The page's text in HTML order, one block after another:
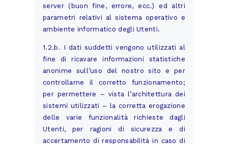
server (buon fine, errore, ecc.) ed altri
parametri relativi al sistema operativo e
ambiente informatico degli Utenti.
1.2.b. I dati suddetti vengono utilizzati al
fine di ricavare informazioni statistiche
anonime sull’uso del nostro sito e per
controllarne il corretto funzionamento;
per permettere – vista l’architettura dei
sistemi utilizzati – la corretta erogazione
delle varie funzionalità richieste dagli
Utenti, per ragioni di sicurezza e di
accertamento di responsabilità in caso di